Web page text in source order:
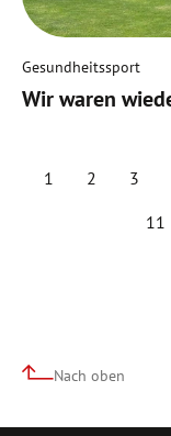
Gesundheitssport
Wir waren
1 2 3
11
Nach oben